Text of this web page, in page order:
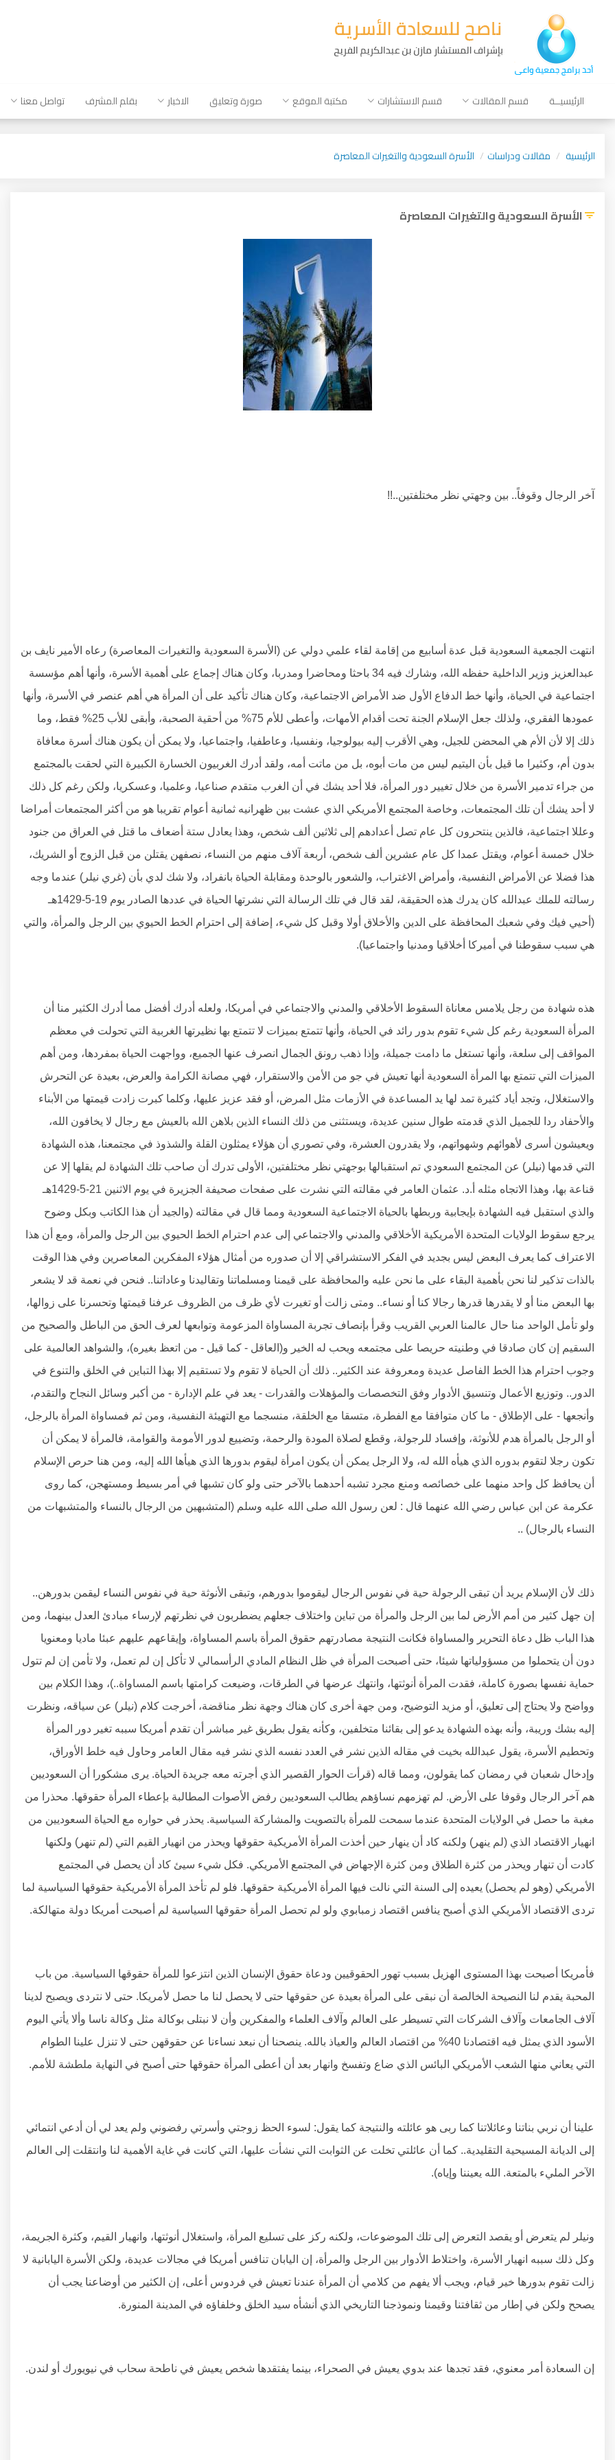
الرئيسيــة قسم المقالات قسم الاستشارات مكتبة الموقع صورة وتعليق الاخبار بقلم المشرف تواصل معنا
الرئيسية مقالات ودراسات الأسرة السعودية والتغيرات المعاصرة
الأسرة السعودية والتغيرات المعاصرة
آخر الرجال وقوفاً.. بين وجهتي نظر مختلفتين..!!
انتهت الجمعية السعودية قبل عدة أسابيع من إقامة لقاء علمي دولي عن (الأسرة السعودية والتغيرات المعاصرة) رعاه الأمير نايف بن
عبدالعزيز وزير الداخلية حفظه الله، وشارك فيه 34 باحثا ومحاضرا ومدربا، وكان هناك إجماع على أهمية الأسرة، وأنها أهم مؤسسة
اجتماعية في الحياة، وأنها خط الدفاع الأول ضد الأمراض الاجتماعية، وكان هناك تأكيد على أن المرأة هي أهم عنصر في الأسرة، وأنها
عمودها الفقري، ولذلك جعل الإسلام الجنة تحت أقدام الأمهات، وأعطى للأم 75% من أحقية الصحبة، وأبقى للأب 25% فقط، وما
ذلك إلا لأن الأم هي المحضن للجيل، وهي الأقرب إليه بيولوجيا، ونفسيا، وعاطفيا، واجتماعيا، ولا يمكن أن يكون هناك أسرة معافاة
بدون أم، وكثيرا ما قيل بأن اليتيم ليس من مات أبوه، بل من ماتت أمه، ولقد أدرك الغربيون الخسارة الكبيرة التي لحقت بالمجتمع
من جراء تدمير الأسرة من خلال تغيير دور المرأة، فلا أحد يشك في أن الغرب متقدم صناعيا، وعلميا، وعسكريا، ولكن رغم كل ذلك
لا أحد يشك أن تلك المجتمعات، وخاصة المجتمع الأمريكي الذي عشت بين ظهرانيه ثمانية أعوام تقريبا هو من أكثر المجتمعات أمراضا
وعللا اجتماعية، فالذين ينتحرون كل عام تصل أعدادهم إلى ثلاثين ألف شخص، وهذا يعادل ستة أضعاف ما قتل في العراق من جنود
خلال خمسة أعوام، ويقتل عمدا كل عام عشرين ألف شخص، أربعة آلاف منهم من النساء، نصفهن يقتلن من قبل الزوج أو الشريك،
هذا فضلا عن الأمراض النفسية، وأمراض الاغتراب، والشعور بالوحدة ومقابلة الحياة بانفراد، ولا شك لدي بأن (غري نيلر) عندما وجه
رسالته للملك عبدالله كان يدرك هذه الحقيقة، لقد قال في تلك الرسالة التي نشرتها الحياة في عددها الصادر يوم 19-5-1429هـ
(أحيي فيك وفي شعبك المحافظة على الدين والأخلاق أولا وقبل كل شيء، إضافة إلى احترام الخط الحيوي بين الرجل والمرأة، والتي
هي سبب سقوطنا في أميركا أخلاقيا ومدنيا واجتماعيا).
هذه شهادة من رجل يلامس معاناة السقوط الأخلاقي والمدني والاجتماعي في أمريكا، ولعله أدرك أفضل مما أدرك الكثير منا أن
المرأة السعودية رغم كل شيء تقوم بدور رائد في الحياة، وأنها تتمتع بميزات لا تتمتع بها نظيرتها الغربية التي تحولت في معظم
المواقف إلى سلعة، وأنها تستغل ما دامت جميلة، وإذا ذهب رونق الجمال انصرف عنها الجميع، وواجهت الحياة بمفردها، ومن أهم
الميزات التي تتمتع بها المرأة السعودية أنها تعيش في جو من الأمن والاستقرار، فهي مصانة الكرامة والعرض، بعيدة عن التحرش
والاستغلال، وتجد أياد كثيرة تمد لها يد المساعدة في الأزمات مثل المرض، أو فقد عزيز عليها، وكلما كبرت زادت قيمتها من الأبناء
والأحفاد ردا للجميل الذي قدمته طوال سنين عديدة، ويستثنى من ذلك النساء الذين بلاهن الله بالعيش مع رجال لا يخافون الله،
ويعيشون أسرى لأهوائهم وشهواتهم، ولا يقدرون العشرة، وفي تصوري أن هؤلاء يمثلون القلة والشذوذ في مجتمعنا، هذه الشهادة
التي قدمها (نيلر) عن المجتمع السعودي تم استقبالها بوجهتي نظر مختلفتين، الأولى تدرك أن صاحب تلك الشهادة لم يقلها إلا عن
قناعة بها، وهذا الاتجاه مثله أ.د. عثمان العامر في مقالته التي نشرت على صفحات صحيفة الجزيرة في يوم الاثنين 21-5-1429هـ
والذي استقبل فيه الشهادة بإيجابية وربطها بالحياة الاجتماعية السعودية ومما قال في مقالته (والجيد أن هذا الكاتب وبكل وضوح
يرجع سقوط الولايات المتحدة الأمريكية الأخلاقي والمدني والاجتماعي إلى عدم احترام الخط الحيوي بين الرجل والمرأة، ومع أن هذا
الاعتراف كما يعرف البعض ليس بجديد في الفكر الاستشراقي إلا أن صدوره من أمثال هؤلاء المفكرين المعاصرين وفي هذا الوقت
بالذات تذكير لنا نحن بأهمية البقاء على ما نحن عليه والمحافظة على قيمنا ومسلماتنا وتقاليدنا وعاداتنا.. فنحن في نعمة قد لا يشعر
بها البعض منا أو لا يقدرها قدرها رجالا كنا أو نساء.. ومتى زالت أو تغيرت لأي ظرف من الظروف عرفنا قيمتها وتحسرنا على زوالها،
ولو تأمل الواحد منا حال عالمنا العربي القريب وقرأ بإنصاف تجربة المساواة المزعومة وتوابعها لعرف الحق من الباطل والصحيح من
السقيم إن كان صادقا في وطنيته حريصا على مجتمعه ويحب له الخير و(العاقل - كما قيل - من اتعظ بغيره)، والشواهد العالمية على
وجوب احترام هذا الخط الفاصل عديدة ومعروفة عند الكثير.. ذلك أن الحياة لا تقوم ولا تستقيم إلا بهذا التباين في الخلق والتنوع في
الدور.. وتوزيع الأعمال وتنسيق الأدوار وفق التخصصات والمؤهلات والقدرات - يعد في علم الإدارة - من أكبر وسائل النجاح والتقدم،
وأنجعها - على الإطلاق - ما كان متوافقا مع الفطرة، متسقا مع الخلقة، منسجما مع التهيئة النفسية، ومن ثم فمساواة المرأة بالرجل،
أو الرجل بالمرأة هدم للأنوثة، وإفساد للرجولة، وقطع لصلاة المودة والرحمة، وتضييع لدور الأمومة والقوامة، فالمرأة لا يمكن أن
تكون رجلا لتقوم بدوره الذي هيأه الله له، ولا الرجل يمكن أن يكون امرأة ليقوم بدورها الذي هيأها الله إليه، ومن هنا حرص الإسلام
أن يحافظ كل واحد منهما على خصائصه ومنع مجرد تشبه أحدهما بالآخر حتى ولو كان تشبها في أمر بسيط ومستهجن، كما روى
عكرمة عن ابن عباس رضي الله عنهما قال : لعن رسول الله صلى الله عليه وسلم (المتشبهين من الرجال بالنساء والمتشبهات من
النساء بالرجال) ..
ذلك لأن الإسلام يريد أن تبقى الرجولة حية في نفوس الرجال ليقوموا بدورهم، وتبقى الأنوثة حية في نفوس النساء ليقمن بدورهن..
إن جهل كثير من أمم الأرض لما بين الرجل والمرأة من تباين واختلاف جعلهم يضطربون في نظرتهم لإرساء مبادئ العدل بينهما، ومن
هذا الباب ظل دعاة التحرير والمساواة فكانت النتيجة مصادرتهم حقوق المرأة باسم المساواة، وإيقاعهم عليهم عبئا ماديا ومعنويا
دون أن يتحملوا من مسؤولياتها شيئا، حتى أصبحت المرأة في ظل النظام المادي الرأسمالي لا تأكل إن لم تعمل، ولا تأمن إن لم تتول
حماية نفسها بصورة كاملة، فقدت المرأة أنوثتها، وانتهك عرضها في الطرقات، وضيعت كرامتها باسم المساواة..)، وهذا الكلام بين
وواضح ولا يحتاج إلى تعليق، أو مزيد التوضيح، ومن جهة أخرى كان هناك وجهة نظر مناقضة، أخرجت كلام (نيلر) عن سياقه، ونظرت
إليه بشك وريبة، وأنه بهذه الشهادة يدعو إلى بقائنا متخلفين، وكأنه يقول بطريق غير مباشر أن تقدم أمريكا سببه تغير دور المرأة
وتحطيم الأسرة، يقول عبدالله بخيت في مقاله الذين نشر في العدد نفسه الذي نشر فيه مقال العامر وحاول فيه خلط الأوراق،
وإدخال شعبان في رمضان كما يقولون، ومما قاله (قرأت الحوار القصير الذي أجرته معه جريدة الحياة. يرى مشكورا أن السعوديين
هم آخر الرجال وقوفا على الأرض. لم تهزمهم نساؤهم يطالب السعوديين رفض الأصوات المطالبة بإعطاء المرأة حقوقها. محذرا من
مغبة ما حصل في الولايات المتحدة عندما سمحت للمرأة بالتصويت والمشاركة السياسية. يحذر في حواره مع الحياة السعوديين من
انهيار الاقتصاد الذي (لم ينهر) ولكنه كاد أن ينهار حين أخذت المرأة الأمريكية حقوقها ويحذر من انهيار القيم التي (لم تنهر) ولكنها
كادت أن تنهار ويحذر من كثرة الطلاق ومن كثرة الإجهاض في المجتمع الأمريكي. فكل شيء سيئ كاد أن يحصل في المجتمع
الأمريكي (وهو لم يحصل) يعيده إلى السنة التي نالت فيها المرأة الأمريكية حقوقها. فلو لم تأخذ المرأة الأمريكية حقوقها السياسية لما
تردى الاقتصاد الأمريكي الذي أصبح ينافس اقتصاد زمبابوي ولو لم تحصل المرأة حقوقها السياسية لم أصبحت أمريكا دولة متهالكة.
فأمريكا أصبحت بهذا المستوى الهزيل بسبب تهور الحقوقيين ودعاة حقوق الإنسان الذين انتزعوا للمرأة حقوقها السياسية. من باب
المحبة يقدم لنا النصيحة الخالصة أن نبقى على المرأة بعيدة عن حقوقها حتى لا يحصل لنا ما حصل لأمريكا. حتى لا نتردى ويصبح لدينا
آلاف الجامعات وآلاف الشركات التي تسيطر على العالم وآلاف العلماء والمفكرين وأن لا نبتلى بوكالة مثل وكالة ناسا وألا يأتي اليوم
الأسود الذي يمثل فيه اقتصادنا 40% من اقتصاد العالم والعياذ بالله. ينصحنا أن نبعد نساءنا عن حقوقهن حتى لا تنزل علينا الطوام
التي يعاني منها الشعب الأمريكي البائس الذي ضاع وتفسخ وانهار بعد أن أعطى المرأة حقوقها حتى أصبح في النهاية ملطشة للأمم.
علينا أن نربي بناتنا وعائلاتنا كما ربى هو عائلته والنتيجة كما يقول: لسوء الحظ زوجتي وأسرتي رفضوني ولم يعد لي أن أدعي انتمائي
إلى الديانة المسيحية التقليدية.. كما أن عائلتي تخلت عن الثوابت التي نشأت عليها، التي كانت في غاية الأهمية لنا وانتقلت إلى العالم
الآخر المليء بالمتعة. الله يعيننا وإياه).
ونيلر لم يتعرض أو يقصد التعرض إلى تلك الموضوعات، ولكنه ركز على تسليع المرأة، واستغلال أنوثتها، وانهيار القيم، وكثرة الجريمة،
وكل ذلك سببه انهيار الأسرة، واختلاط الأدوار بين الرجل والمرأة، إن اليابان تنافس أمريكا في مجالات عديدة، ولكن الأسرة اليابانية لا
زالت تقوم بدورها خير قيام، ويجب ألا يفهم من كلامي أن المرأة عندنا تعيش في فردوس أعلى، إن الكثير من أوضاعنا يجب أن
يصحح ولكن في إطار من ثقافتنا وقيمنا ونموذجنا التاريخي الذي أنشأه سيد الخلق وخلفاؤه في المدينة المنورة.
إن السعادة أمر معنوي، فقد تجدها عند بدوي يعيش في الصحراء، بينما يفتقدها شخص يعيش في ناطحة سحاب في نيويورك أو لندن.